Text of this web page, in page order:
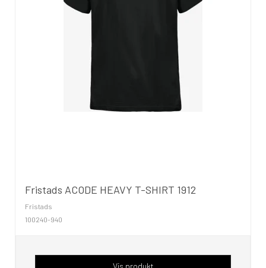
Fristads ACODE HEAVY T-SHIRT 1912
Fristads
100240-940
Vis produkt